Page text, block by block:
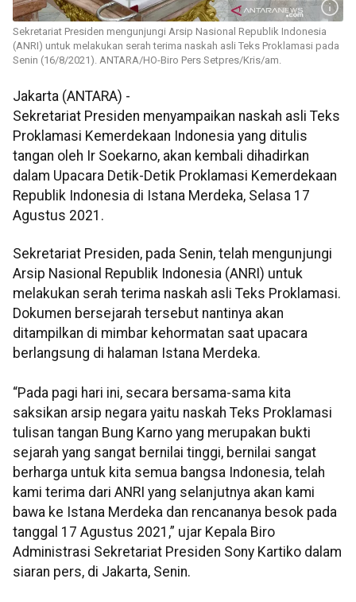
Sekretariat Presiden mengunjungi Arsip Nasional Republik Indonesia
(ANRI) untuk melakukan serah terima naskah asli Teks Proklamasi pada
Senin (16/8/2021). ANTARA/HO-Biro Pers Setpres/Kris/am.
Jakarta (ANTARA) -
Sekretariat Presiden menyampaikan naskah asli Teks
Proklamasi Kemerdekaan Indonesia yang ditulis
tangan oleh Ir Soekarno, akan kembali dihadirkan
dalam Upacara Detik-Detik Proklamasi Kemerdekaan
Republik Indonesia di Istana Merdeka, Selasa 17
Agustus 2021.
Sekretariat Presiden, pada Senin, telah mengunjungi
Arsip Nasional Republik Indonesia (ANRI) untuk
melakukan serah terima naskah asli Teks Proklamasi.
Dokumen bersejarah tersebut nantinya akan
ditampilkan di mimbar kehormatan saat upacara
berlangsung di halaman Istana Merdeka.
“Pada pagi hari ini, secara bersama-sama kita
saksikan arsip negara yaitu naskah Teks Proklamasi
tulisan tangan Bung Karno yang merupakan bukti
sejarah yang sangat bernilai tinggi, bernilai sangat
berharga untuk kita semua bangsa Indonesia, telah
kami terima dari ANRI yang selanjutnya akan kami
bawa ke Istana Merdeka dan rencananya besok pada
tanggal 17 Agustus 2021,” ujar Kepala Biro
Administrasi Sekretariat Presiden Sony Kartiko dalam
siaran pers, di Jakarta, Senin.